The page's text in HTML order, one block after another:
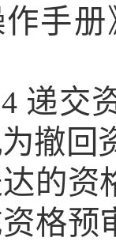
手
递交
撤回
的资
格预